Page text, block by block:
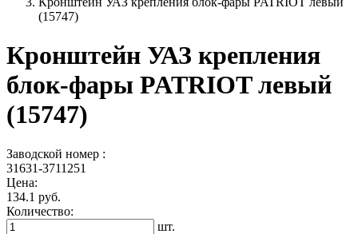
(15747)
Кронштейн УАЗ крепления
блок-фары PATRIOT левый
(15747)
Заводской номер :
31631-3711251
Цена:
134.1 руб.
Количество:
шт.